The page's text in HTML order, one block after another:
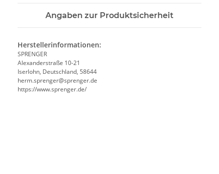
Angaben zur Produktsicherheit
Herstellerinformationen:
SPRENGER
Alexanderstraße 10-21
Iserlohn, Deutschland, 58644
herm.sprenger@sprenger.de
https://www.sprenger.de/